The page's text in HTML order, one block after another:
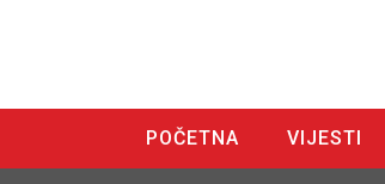
POČETNA VIJESTI